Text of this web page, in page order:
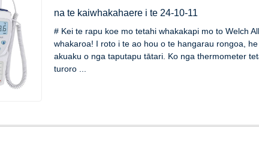
Thermometer Probe Cover?
na te kaiwhakahaere i te 24-10-11
# Kei te rapu koe mo tetahi whakakapi mo to Welch
whakaroa! I roto i te ao hou o te hangarau rongoa,
akuaku o nga taputapu tātari. Ko nga thermometer
turoro ...